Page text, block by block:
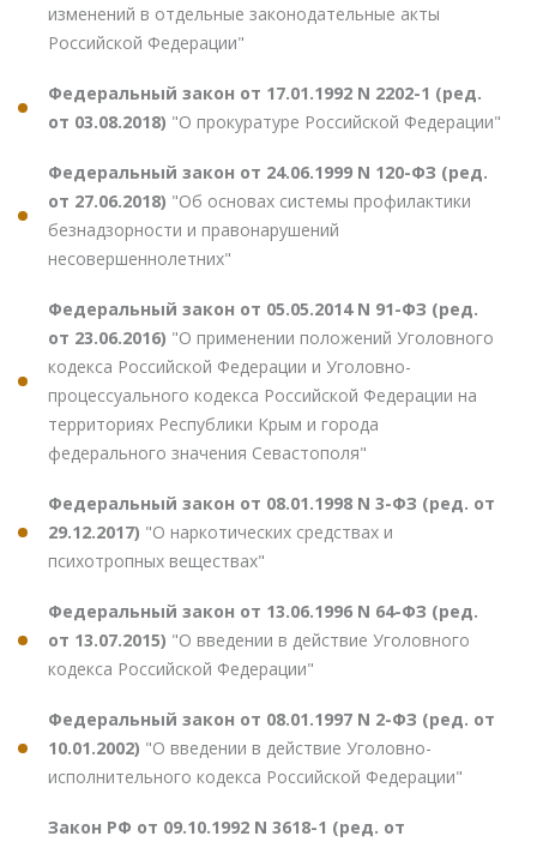
изменений в отдельные законодательные акты
Российской Федерации"
Федеральный закон от 17.01.1992 N 2202-1 (ред.
от 03.08.2018) "О прокуратуре Российской Федерации"
Федеральный закон от 24.06.1999 N 120-ФЗ (ред.
от 27.06.2018) "Об основах системы профилактики
безнадзорности и правонарушений
несовершеннолетних"
Федеральный закон от 05.05.2014 N 91-ФЗ (ред.
от 23.06.2016) "О применении положений Уголовного
кодекса Российской Федерации и Уголовно-
процессуального кодекса Российской Федерации на
территориях Республики Крым и города
федерального значения Севастополя"
Федеральный закон от 08.01.1998 N 3-ФЗ (ред. от
29.12.2017) "О наркотических средствах и
психотропных веществах"
Федеральный закон от 13.06.1996 N 64-ФЗ (ред.
от 13.07.2015) "О введении в действие Уголовного
кодекса Российской Федерации"
Федеральный закон от 08.01.1997 N 2-ФЗ (ред. от
10.01.2002) "О введении в действие Уголовно-
исполнительного кодекса Российской Федерации"
Закон РФ от 09.10.1992 N 3618-1 (ред. от